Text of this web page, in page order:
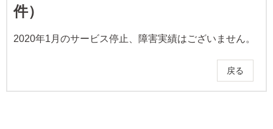
件）
2020年1月のサービス停止、障害実績はございません。
戻る